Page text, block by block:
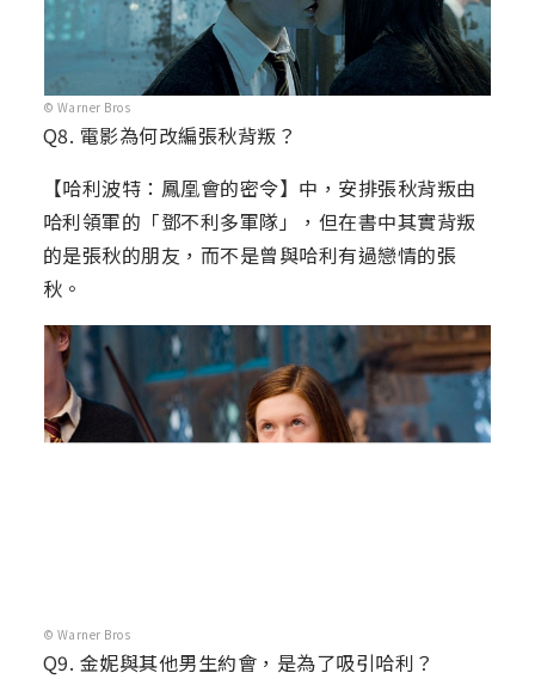
© Warner Bros
Q8. 電影為何改編張秋背叛？
【哈利波特：鳳凰會的密令】中，安排張秋背叛由
哈利領軍的「鄧不利多軍隊」，但在書中其實背叛
的是張秋的朋友，而不是曾與哈利有過戀情的張
秋。
© Warner Bros
Q9. 金妮與其他男生約會，是為了吸引哈利？